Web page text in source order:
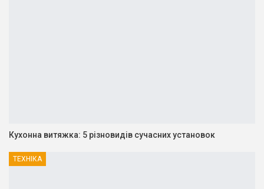
Кухонна витяжка: 5 різновидів сучасних установок
ТЕХНІКА